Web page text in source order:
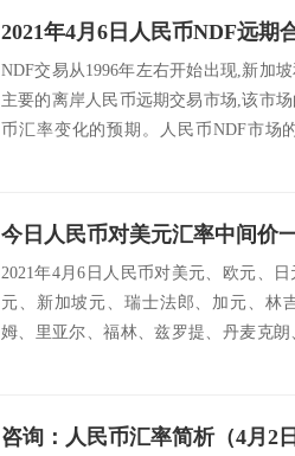
2021年4月6日人民币NDF远期
NDF交易从1996年左右开始出现,新加
主要的离岸人民币远期交易市场,该市
币汇率变化的预期。人民币NDF市场
今日人民币对美元汇率中间价
2021年4月6日人民币对美元、欧元、
元、新加坡元、瑞士法郎、加元、林
姆、里亚尔、福林、兹罗提、丹麦克
咨询：人民币汇率简析（4月2